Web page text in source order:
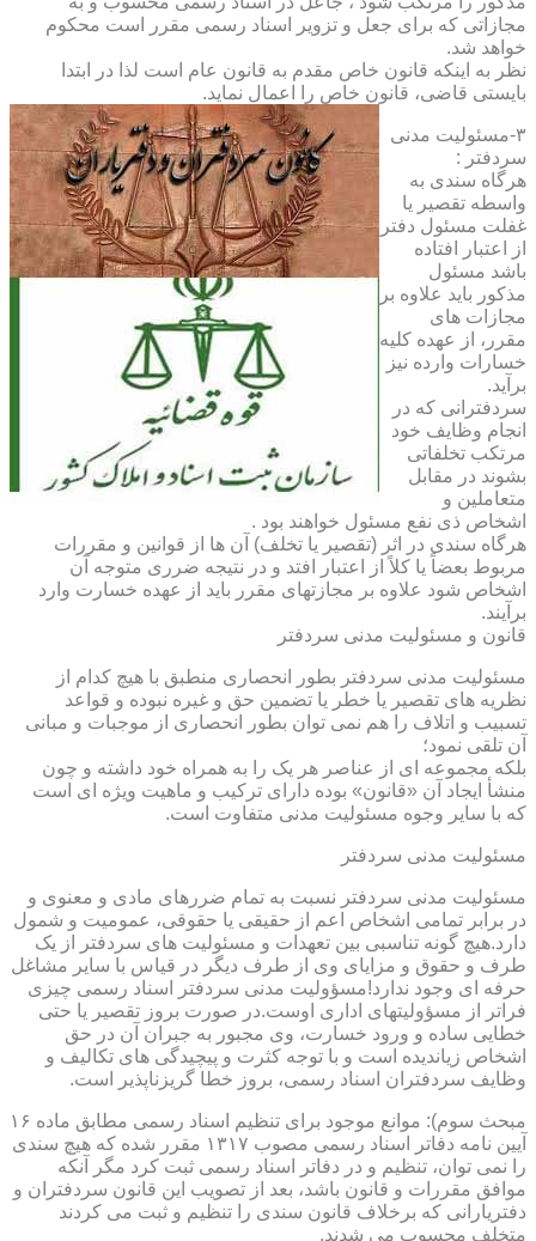
مجازاتی که برای جعل و تزویر اسناد رسمی مقرر است محکوم
خواهد شد.
نظر به اینکه قانون خاص مقدم به قانون عام است لذا در ابتدا
بایستی قاضی، قانون خاص را اعمال نماید.
۳-مسئولیت مدنی
سردفتر :
هرگاه سندی به
واسطه تقصیر یا
غفلت مسئول دفتر
از اعتبار افتاده
باشد مسئول
مذکور باید علاوه بر
مجازات های
مقرر، از عهده کلیه
خسارات وارده نیز
برآید.
سردفترانی که در
انجام وظایف خود
مرتکب تخلفاتی
بشوند در مقابل
متعاملین و
اشخاص ذی نفع مسئول خواهند بود .
هرگاه سندی در اثر (تقصیر یا تخلف) آن ها از قوانین و مقررات
مربوط بعضاً یا کلاً از اعتبار افتد و در نتیجه ضرری متوجه آن
اشخاص شود علاوه بر مجازتهای مقرر باید از عهده خسارت وارد
برآیند.
قانون و مسئولیت مدنی سردفتر
مسئولیت مدنی سردفتر بطور انحصاری منطبق با هیچ کدام از
نظریه های تقصیر یا خطر یا تضمین حق و غیره نبوده و قواعد
تسبیب و اتلاف را هم نمی توان بطور انحصاری از موجبات و مبانی
آن تلقی نمود؛
بلکه مجموعه ای از عناصر هر یک را به همراه خود داشته و چون
منشأ ایجاد آن «قانون» بوده دارای ترکیب و ماهیت ویژه ای است
که با سایر وجوه مسئولیت مدنی متفاوت است.
مسئولیت مدنی سردفتر
مسئولیت مدنی سردفتر نسبت به تمام ضررهای مادی و معنوی و
در برابر تمامی اشخاص اعم از حقیقی یا حقوقی، عمومیت و شمول
دارد.هیچ گونه تناسبی بین تعهدات و مسئولیت های سردفتر از یک
طرف و حقوق و مزایای وی از طرف دیگر در قیاس با سایر مشاغل
حرفه ای وجود ندارد!مسؤولیت مدنی سردفتر اسناد رسمی چیزی
فراتر از مسؤولیتهای اداری اوست.در صورت بروز تقصیر یا حتی
خطایی ساده و ورود خسارت، وی مجبور به جبران آن در حق
اشخاص زیاندیده است و با توجه کثرت و پیچیدگی های تکالیف و
وظایف سردفتران اسناد رسمی، بروز خطا گریزناپذیر است.
مبحث سوم): موانع موجود برای تنظیم اسناد رسمی مطابق ماده ۱۶
آیین نامه دفاتر اسناد رسمی مصوب ۱۳۱۷ مقرر شده که هیچ سندی
را نمی توان، تنظیم و در دفاتر اسناد رسمی ثبت کرد مگر آنکه
موافق مقررات و قانون باشد، بعد از تصویب این قانون سردفتران و
دفتریارانی که برخلاف قانون سندی را تنظیم و ثبت می کردند
متخلف محسوب می شدند.